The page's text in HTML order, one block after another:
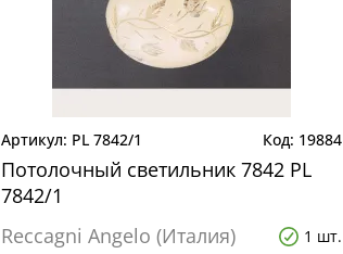
PL 7842/1 19884
Потолочный светильник 7842 PL
7842/1
Reccagni Angelo (Италия)
1 шт.